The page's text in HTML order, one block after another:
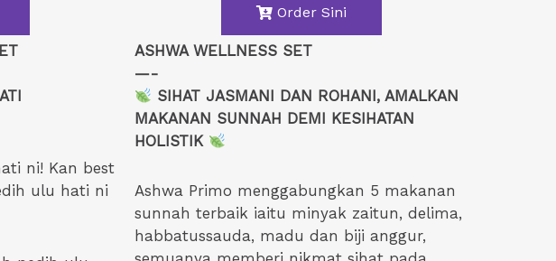
ni! Kan best
ulu hati ni
Order Sini
ASHWA WELLNESS SET
—-
SIHAT JASMANI DAN ROHANI, AMALKAN
MAKANAN SUNNAH DEMI KESIHATAN
HOLISTIK
Ashwa Primo menggabungkan 5 makanan
sunnah terbaik iaitu minyak zaitun, delima,
habbatussauda, madu dan biji anggur,